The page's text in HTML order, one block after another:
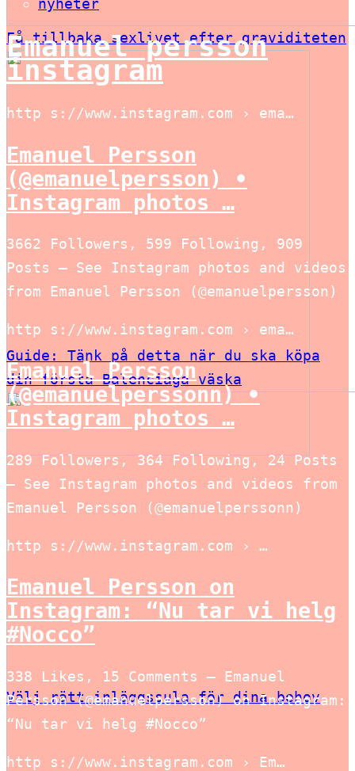
Få tillbaka sexlivet efter graviditeten
Guide: Tänk på detta när du ska köpa
din första Balenciaga väska
Välj rätt inläggssula för dina behov
nyheter
Emanuel persson
instagram
http s://www.instagram.com › ema…
Emanuel Persson
(@emanuelpersson) •
Instagram photos …
3662 Followers, 599 Following, 909
Posts – See Instagram photos and videos
from Emanuel Persson (@emanuelpersson)
http s://www.instagram.com › ema…
Emanuel Persson
(@emanuelperssonn) •
Instagram photos …
289 Followers, 364 Following, 24 Posts
– See Instagram photos and videos from
Emanuel Persson (@emanuelperssonn)
http s://www.instagram.com › …
Emanuel Persson on
Instagram: “Nu tar vi helg
#Nocco”
338 Likes, 15 Comments – Emanuel
Persson (@emanuelpersson) on Instagram:
“Nu tar vi helg #Nocco”
http s://www.instagram.com › Em…